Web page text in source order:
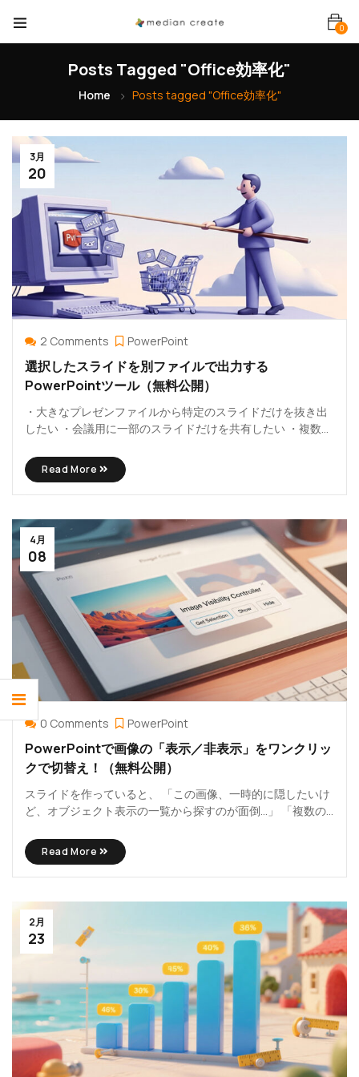
0
Posts Tagged "Office効率化"
Home Posts tagged "Office効率化"
3月
20
2 Comments PowerPoint
選択したスライドを別ファイルで出力する
PowerPointツール（無料公開）
・大きなプレゼンファイルから特定のスライドだけを抜き出
したい ・会議用に一部のスライドだけを共有したい ・複数の
Read More
4月
08
0 Comments PowerPoint
PowerPointで画像の「表示／非表示」をワンクリッ
クで切替え！（無料公開）
スライドを作っていると、 「この画像、一時的に隠したいけ
ど、オブジェクト表示の一覧から探すのが面倒…」 「複数の
Read More
2月
23